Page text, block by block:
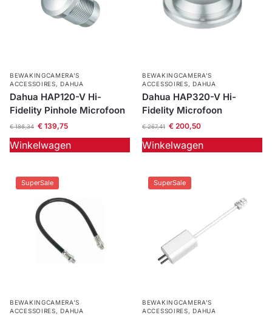
BEWAKINGCAMERA'S
ACCESSOIRES,DAHUA
Dahua HAP120-V Hi-
Fidelity Pinhole Microfoon
€186,34 €139,75
Winkelwagen
BEWAKINGCAMERA'S
ACCESSOIRES,DAHUA
Dahua HAP320-V Hi-
Fidelity Microfoon
€267,41 €200,50
Winkelwagen
SuperSale
BEWAKINGCAMERA'S
ACCESSOIRES,DAHUA
SuperSale
BEWAKINGCAMERA'S
ACCESSOIRES,DAHUA